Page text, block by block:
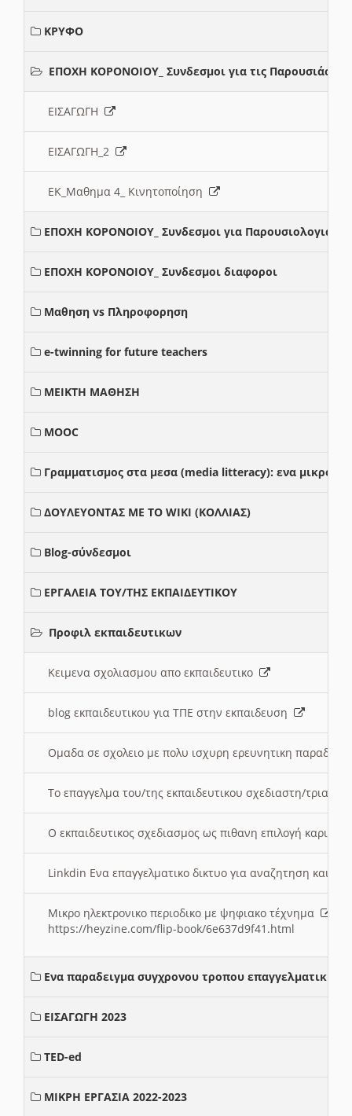
ΚΡΥΦΟ
ΕΠΟΧΗ ΚΟΡΟΝΟΙΟΥ_ Συνδεσμοι για τις Παρουσιάσεις
ΕΙΣΑΓΩΓΗ
ΕΙΣΑΓΩΓΗ_2
ΕΚ_Μαθημα 4_ Κινητοποίηση
ΕΠΟΧΗ ΚΟΡΟΝΟΙΟΥ_ Συνδεσμοι για Παρουσιολογια
ΕΠΟΧΗ ΚΟΡΟΝΟΙΟΥ_ Συνδεσμοι διαφοροι
Μαθηση vs Πληροφορηση
e-twinning for future teachers
ΜΕΙΚΤΗ ΜΑΘΗΣΗ
MOOC
Γραμματισμος στα μεσα (media litteracy): ενα μικρο
ΔΟΥΛΕΥΟΝΤΑΣ ΜΕ ΤΟ WIKI (ΚΟΛΛΙΑΣ)
Blog-σύνδεσμοι
ΕΡΓΑΛΕΙΑ ΤΟΥ/ΤΗΣ ΕΚΠΑΙΔΕΥΤΙΚΟΥ
Προφιλ εκπαιδευτικων
Κειμενα σχολιασμου απο εκπαιδευτικο
blog εκπαιδευτικου για ΤΠΕ στην εκπαιδευση
Ομαδα σε σχολειο με πολυ ισχυρη ερευνητικη
Το επαγγελμα του/της εκπαιδευτικου σχεδιαστη/τριας
Ο εκπαιδευτικος σχεδιασμος ως πιθανη επιλογή
Linkdin Ενα επαγγελματικο δικτυο για αναζητηση και
Μικρο ηλεκτρονικο περιοδικο με ψηφιακο τέχνημα
https://heyzine.com/flip-book/6e637d9f41.html
Ενα παραδειγμα συγχρονου τροπου επαγγελματικης
ΕΙΣΑΓΩΓΗ 2023
TED-ed
ΜΙΚΡΗ ΕΡΓΑΣΙΑ 2022-2023